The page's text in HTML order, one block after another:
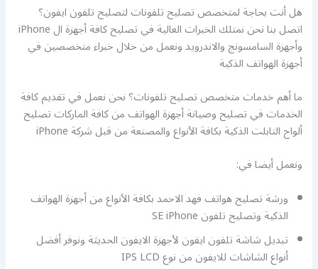
هل أنت بحاجة لمتخصص تصليح تلفونات لتصليح تلفون ايفون؟
اتصل بنا نحن نمتلك الخبرات العالية في تصليح كافة أجهزة ال iPhone
وأجهزة السامسونج والاندرويد ونعمل من خلال خبراء متخصصين في
أجهزة الهواتف الذكية
ما أهم خدمات متخصص تصليح تلفونات؟ نحن نعمل في تقديم كافة
الخدمات في تصليح وصيانة أجهزة الهواتف من كافة الماركات تصليح
ألواح التابلت الذكية بكافة الأنواع والمصنعة من قبل شركة iPhone
ونعمل أيضا في:
ورشة تصليح هواتف فهد الاحمد بكافة الأنواع من أجهزة الهواتف
الذكية وتصليح تلفون SE iPhone
تبديل شاشة تلفون ايفون لأجهزة الايفون الحديثة ونوفر أفضل
أنواع الشاشات للايفون من نوع IPS LCD